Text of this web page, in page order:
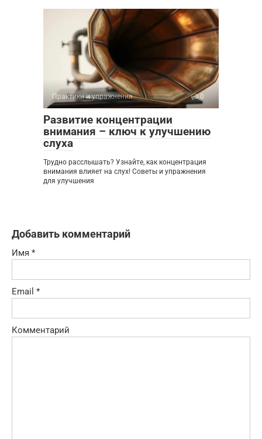
Практики и упражнения 0
Развитие концентрации
внимания – ключ к улучшению
слуха
Трудно расслышать? Узнайте, как концентрация
внимания влияет на слух! Советы и упражнения
для улучшения
Добавить комментарий
Имя *
Email *
Комментарий